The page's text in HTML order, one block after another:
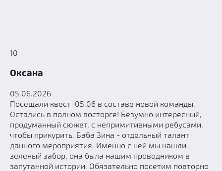
10
Оксана
05.06.2026
Посещали квест 05.06 в составе новой команды.
Остались в полном восторге! Безумно интересный,
продуманный сюжет, с непримитивными ребусами,
чтобы прикурить. Баба Зина - отдельный талант
данного мероприятия. Именно с ней мы нашли
зеленый забор, она была нашим проводником в
запутанной истории. Обязательно посетим повторно